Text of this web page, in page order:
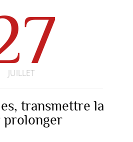
JUILLET
transmettre la
prolonger